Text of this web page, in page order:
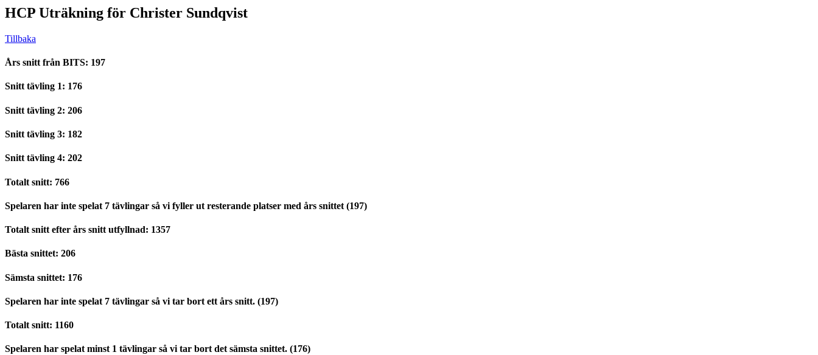
HCP Uträkning för Christer Sundqvist
Tillbaka
Års snitt från BITS: 197
Snitt tävling 1: 176
Snitt tävling 2: 206
Snitt tävling 3: 182
Snitt tävling 4: 202
Totalt snitt: 766
Spelaren har inte spelat 7 tävlingar så vi fyller ut resterande platser med års snittet (197)
Totalt snitt efter års snitt utfyllnad: 1357
Bästa snittet: 206
Sämsta snittet: 176
Spelaren har inte spelat 7 tävlingar så vi tar bort ett års snitt. (197)
Totalt snitt: 1160
Spelaren har spelat minst 1 tävlingar så vi tar bort det sämsta snittet. (176)